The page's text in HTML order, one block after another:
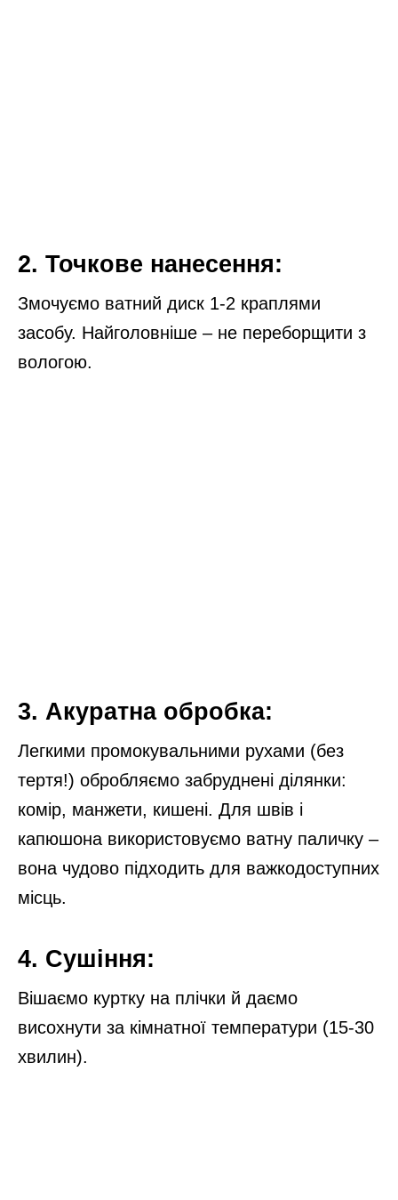
2. Точкове нанесення:
Змочуємо ватний диск 1-2 краплями
засобу. Найголовніше – не переборщити з
вологою.
3. Акуратна обробка:
Легкими промокувальними рухами (без
тертя!) обробляємо забруднені ділянки:
комір, манжети, кишені. Для швів і
капюшона використовуємо ватну паличку –
вона чудово підходить для важкодоступних
місць.
4. Сушіння:
Вішаємо куртку на плічки й даємо
висохнути за кімнатної температури (15-30
хвилин).